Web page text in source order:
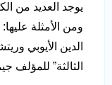
يوجد العديد من
ومن الأمثلة
الدين الأيوبي
الثالثة” للمؤلف